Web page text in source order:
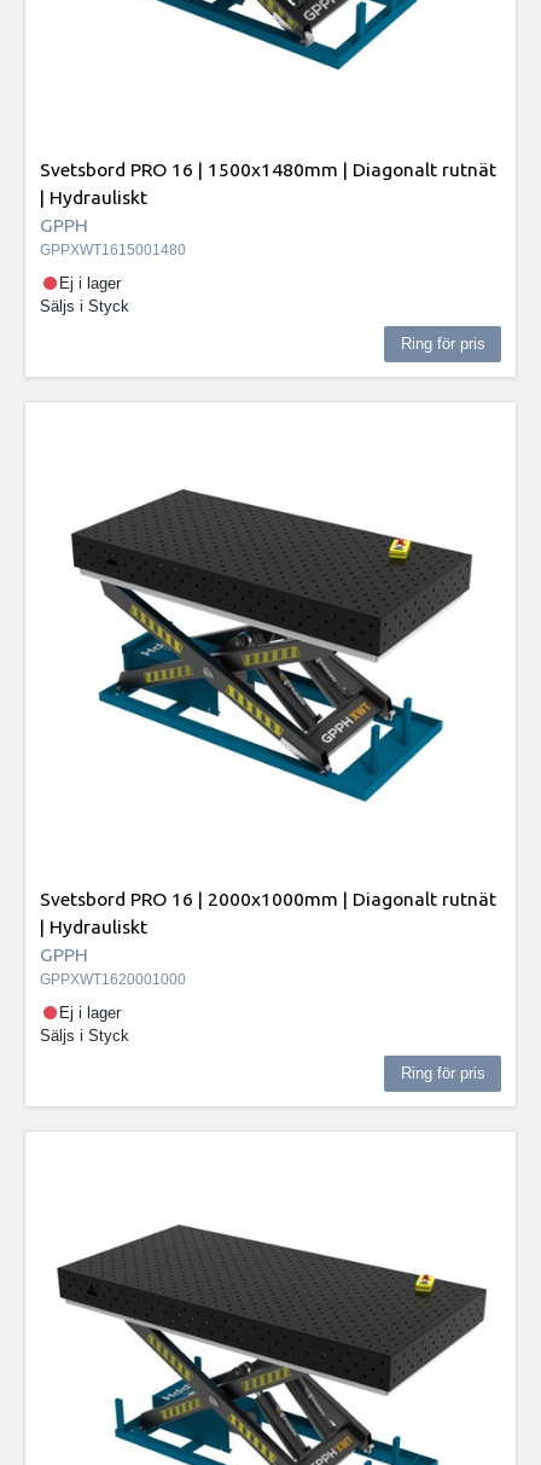
Svetsbord PRO 16 | 1500x1480mm | Diagonalt rutnät
| Hydrauliskt
GPPH
GPPXWT1615001480
Ej i lager
Säljs i Styck
Ring för pris
Svetsbord PRO 16 | 2000x1000mm | Diagonalt rutnät
| Hydrauliskt
GPPH
GPPXWT1620001000
Ej i lager
Säljs i Styck
Ring för pris